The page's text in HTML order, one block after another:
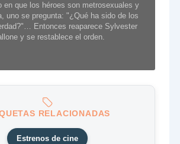
en que los héroes son metrosexuales y
uno se pregunta: "¿Qué ha sido de los
Entonces reaparece Sylvester
y se restablece el orden.
RELACIONADAS
Estrenos de cine